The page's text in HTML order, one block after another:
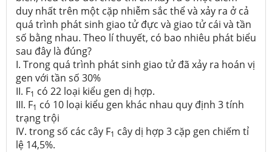
duy nhất trên một cặp nhiễm sắc thể và xảy ra ở cả
quá trình phát sinh giao tử đực và giao tử cái và tần
số bằng nhau. Theo lí thuyết, có bao nhiêu phát biểu
sau đây là đúng?
I. Trong quá trình phát sinh giao tử đã xảy ra hoán vị
gen với tần số 30%
II. F1 có 22 loại kiểu gen dị hợp.
III. F1 có 10 loại kiểu gen khác nhau quy định 3 tính
trạng trội
IV. trong số các cây F1 cây dị hợp 3 cặp gen chiếm tỉ
lệ 14,5%.